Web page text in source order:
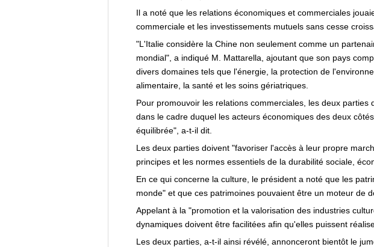
Il a noté que les relations économiques et commerciales
commerciale et les investissements mutuels sans cesse
"L'Italie considère la Chine non seulement comme un
mondial", a indiqué M. Mattarella, ajoutant que son pays
divers domaines tels que l'énergie, la protection de
alimentaire, la santé et les soins gériatriques.
Pour promouvoir les relations commerciales, les deux
dans le cadre duquel les acteurs économiques des deux
équilibrée", a-t-il dit.
Les deux parties doivent "favoriser l'accès à leur propre
principes et les normes essentiels de la durabilité sociale,
En ce qui concerne la culture, le président a noté que les
monde" et que ces patrimoines pouvaient être un moteur de
Appelant à la "promotion et la valorisation des industries
dynamiques doivent être facilitées afin qu'elles puissent
Les deux parties, a-t-il ainsi révélé, annonceront bientôt le